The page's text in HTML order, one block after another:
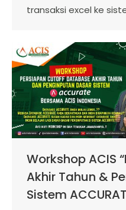
transaksi excel ke
Workshop ACIS
Akhir Tahun &
Sistem